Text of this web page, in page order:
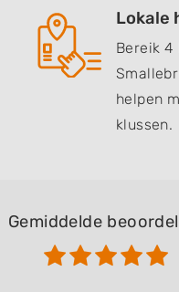
Lokale
Bereik 4
helpen
klussen.
Gemiddelde